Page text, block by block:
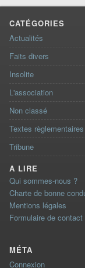
CATÉGORIES
Actualités
Faits divers
Insolite
L'association
Non classé
Textes règlementaires
Tribune
A LIRE
Qui sommes-nous ?
Charte de bonne
Mentions légales
Formulaire de contact
MÉTA
Connexion